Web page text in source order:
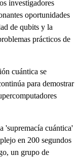
investigadores
oportunidades
de qubits y la
prácticos de
cuántica se
para demostrar
'supremacía cuántica'
en 200 segundos
un grupo de